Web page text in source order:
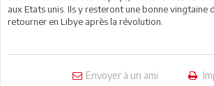
aux Etats unis. Ils y resteront une bonne vingtaine
retourner en Libye après la révolution.
Envoyer à un ami